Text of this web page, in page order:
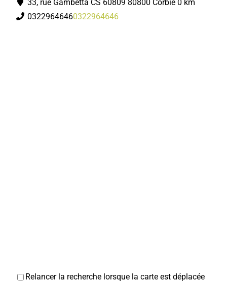
33, rue Gambetta CS 60809 80800 Corbie 0 km
03229646460322964646
Relancer la recherche lorsque la carte est déplacée